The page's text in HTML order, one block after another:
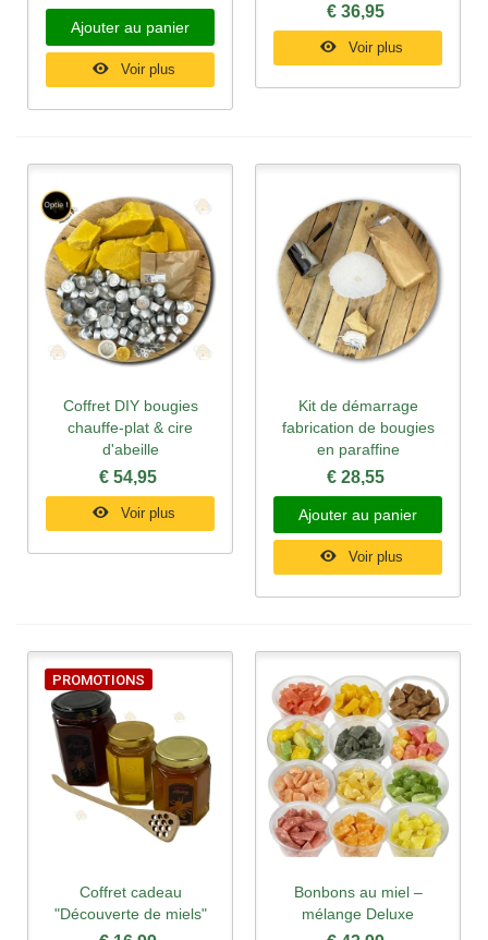
Ajouter au panier
Voir plus
€ 36,95
Voir plus
Coffret DIY bougies
chauffe-plat & cire
d'abeille
€ 54,95
Voir plus
Kit de démarrage
fabrication de bougies
en paraffine
€ 28,55
Ajouter au panier
Voir plus
PROMOTIONS
Coffret cadeau
"Découverte de miels"
Bonbons au miel –
mélange Deluxe